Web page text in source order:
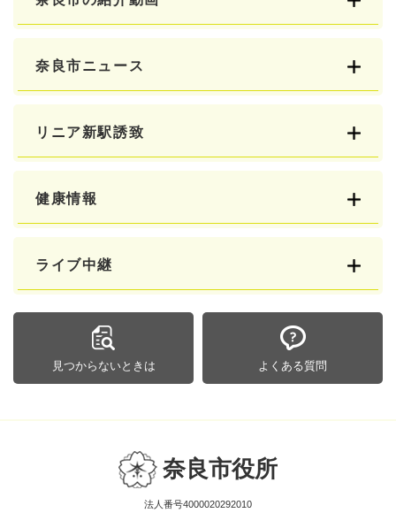
奈良市ニュース
リニア新駅誘致
健康情報
ライブ中継
見つからないときは よくある質問
奈良市役所
法人番号4000020292010